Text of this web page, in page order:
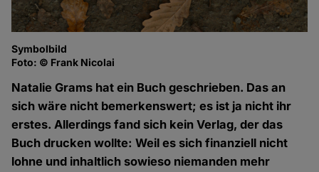
Symbolbild
Foto: © Frank Nicolai
Natalie Grams hat ein Buch geschrieben. Das an
sich wäre nicht bemerkenswert; es ist ja nicht ihr
erstes. Allerdings fand sich kein Verlag, der das
Buch drucken wollte: Weil es sich finanziell nicht
lohne und inhaltlich sowieso niemanden mehr